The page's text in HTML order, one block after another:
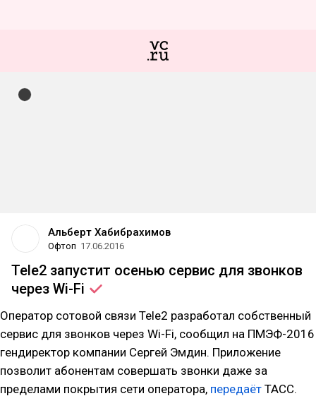
Альберт Хабибрахимов
Офтоп 17.06.2016
Tele2 запустит осенью сервис для звонков
через Wi-Fi
Оператор сотовой связи Tele2 разработал собственный
сервис для звонков через Wi-Fi, сообщил на ПМЭФ-2016
гендиректор компании Сергей Эмдин. Приложение
позволит абонентам совершать звонки даже за
пределами покрытия сети оператора, передаёт ТАСС.